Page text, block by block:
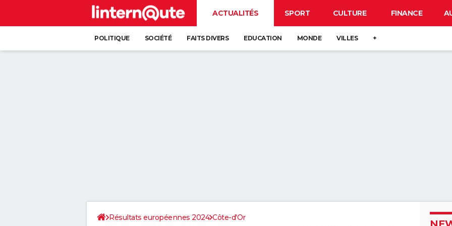
ACTUALITÉS SPORT CULTURE FINANCE
POLITIQUE SOCIÉTÉ FAITS DIVERS EDUCATION MONDE VILLES +
Résultats européennes 2024 Côte-d'Or